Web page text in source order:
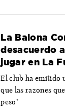
La Balona
desacuerdo
jugar en La
El club ha emitido
que las razones
peso"